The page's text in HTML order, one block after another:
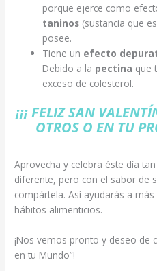
porque ejerce como
taninos (sustancia que
posee.
Tiene un efecto
Debido a la pectina que
exceso de colesterol.
¡¡¡ FELIZ SAN
OTROS O EN TU
Aprovecha y celebra éste día
diferente, pero con el sabor de
compártela. Así ayudarás a
hábitos alimenticios.
¡Nos vemos pronto y deseo de
en tu Mundo”!